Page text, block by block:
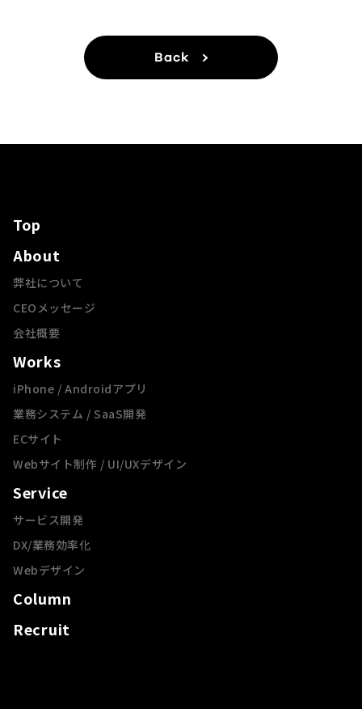
Back
Top
About
弊社について
CEOメッセージ
会社概要
Works
iPhone / Androidアプリ
業務システム / SaaS開発
ECサイト
Webサイト制作 / UI/UXデザイン
Service
サービス開発
DX/業務効率化
Webデザイン
Column
Recruit